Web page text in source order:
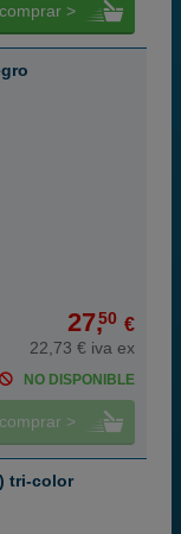
comprar >
27,50 €
22,73 € iva ex
NO DISPONIBLE
comprar >
tri-color